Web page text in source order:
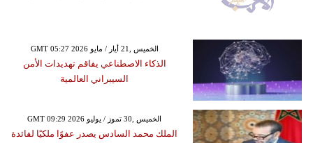
GMT 05:27 2026 الخميس ,21 أيار / مايو
الذكاء الاصطناعي يفاقم تهديدات الأمن
السيبراني العالمية
GMT 09:29 2026 الخميس ,30 تموز / يوليو
الملك محمد السادس يصدر عفوًا ملكيًا لفائدة